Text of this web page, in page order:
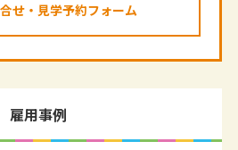
せ・見学予約フォーム
雇用事例